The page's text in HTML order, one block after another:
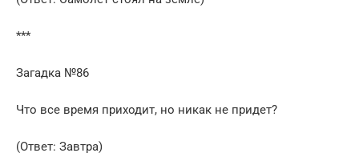
***
Загадка №86
Что все время приходит, но никак не придет?
(Ответ: Завтра)